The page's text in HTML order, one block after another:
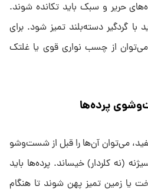
حریر و سبک باید تکانده شوند.
با گردگیر دسته‌بلند تمیز شود. برای
از چسب نواری قوی یا غلتک
پرده‌ها
می‌توان آن‌ها را قبل از شست‌وشو
(نه کلردار) خیساند. پرده‌ها باید
زمین تمیز پهن شوند تا هنگام